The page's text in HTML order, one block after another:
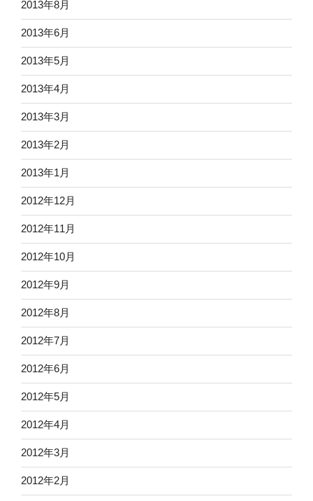
2013年8月
2013年6月
2013年5月
2013年4月
2013年3月
2013年2月
2013年1月
2012年12月
2012年11月
2012年10月
2012年9月
2012年8月
2012年7月
2012年6月
2012年5月
2012年4月
2012年3月
2012年2月